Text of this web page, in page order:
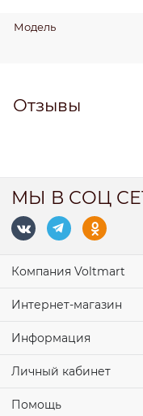
Модель
Отзывы
МЫ В СОЦ
Компания Voltmart
Интернет-магазин
Информация
Личный кабинет
Помощь